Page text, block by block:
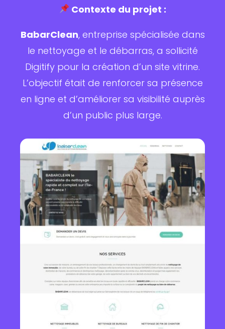
Contexte du projet :
BabarClean, entreprise spécialisée dans
le nettoyage et le débarras, a sollicité
Digitify pour la création d’un site vitrine.
L’objectif était de renforcer sa présence
en ligne et d’améliorer sa visibilité auprès
d’un public plus large.